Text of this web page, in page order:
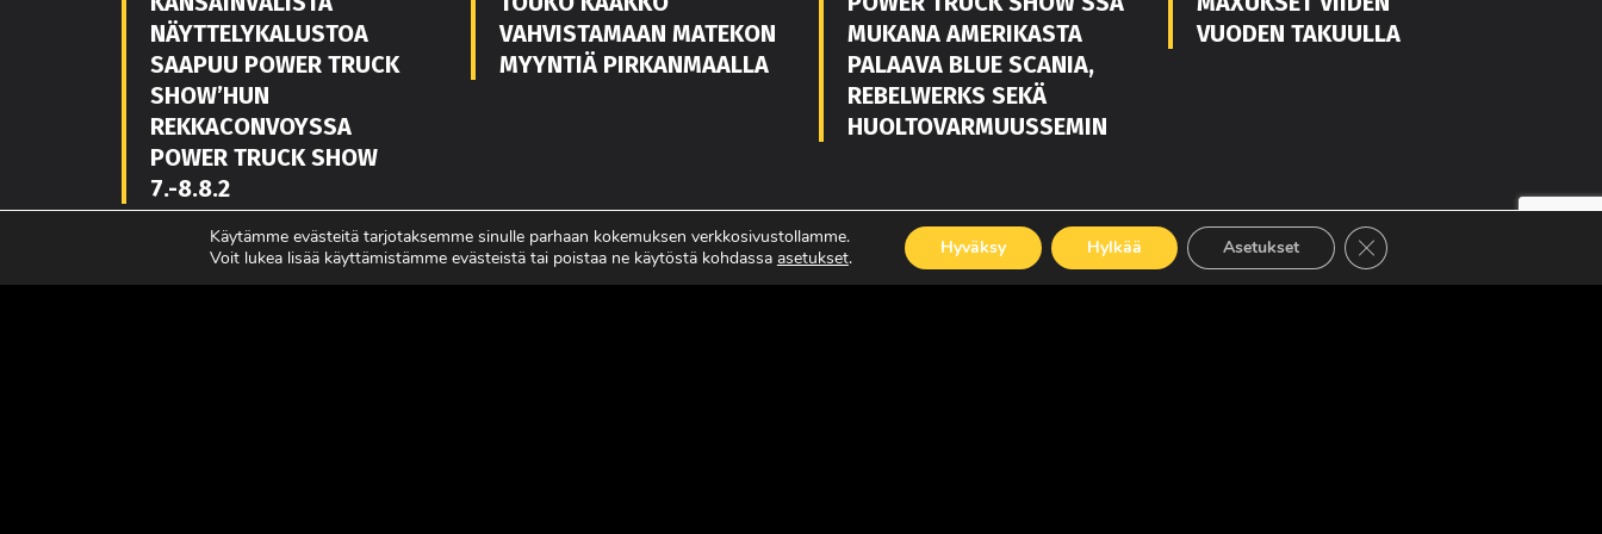
NÄYTTELYKALUSTOA
SAAPUU POWER TRUCK
SHOW’HUN
REKKACONVOYSSA
POWER TRUCK SHOW
7.-8.8.2
LUE LISÄÄ
VAHVISTAMAAN MATEKON
MYYNTIÄ PIRKANMAALLA
LUE LISÄÄ
MUKANA AMERIKASTA
PALAAVA BLUE SCANIA,
REBELWERKS SEKÄ
HUOLTOVARMUUSSEMIN
LUE LISÄÄ
VUODEN TAKUULLA
LUE LISÄÄ
Käytämme evästeitä tarjotaksemme sinulle parhaan kokemuksen verkkosivustollamme.
Voit lukea lisää käyttämistämme evästeistä tai poistaa ne käytöstä kohdassa asetukset. Hyväksy Hylkää Asetukset Sulje evästebanneri